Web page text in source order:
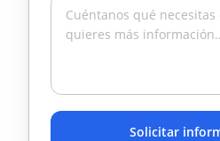
Solicitar